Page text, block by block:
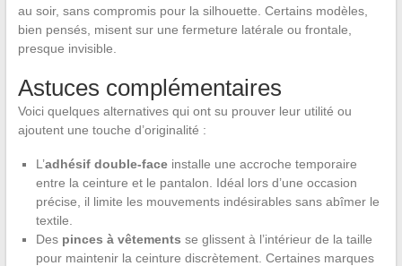
au soir, sans compromis pour la silhouette. Certains modèles,
bien pensés, misent sur une fermeture latérale ou frontale,
presque invisible.
Astuces complémentaires
Voici quelques alternatives qui ont su prouver leur utilité ou
ajoutent une touche d’originalité :
L’adhésif double-faceinstalle une accroche temporaire
entre la ceinture et le pantalon. Idéal lors d’une occasion
précise, il limite les mouvements indésirables sans abîmer le
textile.
Des pinces à vêtements se glissent à l’intérieur de la taille
pour maintenir la ceinture discrètement. Certaines marques